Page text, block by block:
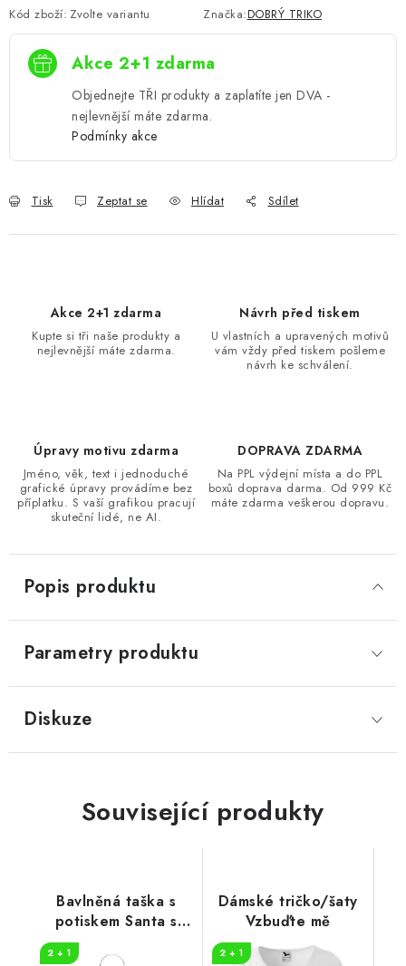
Kód zboží: Zvolte variantu Značka:DOBRÝ TRIKO
Akce 2+1 zdarma
Objednejte TŘI produkty a zaplatíte jen DVA -
nejlevnější máte zdarma.
Podmínky akce
Tisk Zeptat se Hlídat Sdílet
Akce 2+1 zdarma
Kupte si tři naše produkty a
nejlevnější máte zdarma.
Návrh před tiskem
U vlastních a upravených motivů
vám vždy před tiskem pošleme
návrh ke schválení.
Úpravy motivu zdarma
Jméno, věk, text i jednoduché
grafické úpravy provádíme bez
příplatku. S vaší grafikou pracují
skuteční lidé, ne AI.
DOPRAVA ZDARMA
Na PPL výdejní místa a do PPL
boxů doprava darma. Od 999 Kč
máte zdarma veškerou dopravu.
Popis produktu
Parametry produktu
Diskuze
Související produkty
Bavlněná taška s
potiskem Santa s
2 + 1
Dámské tričko/šaty
Vzbuďte mě
2 + 1